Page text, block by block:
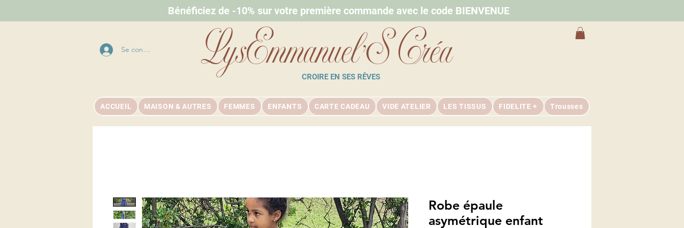
Bénéficiez de -10% sur votre première commande avec le code BIENVENUE
Se connecter LysEmmanuel'S Créa
CROIRE EN SES RÊVES
ACCUEIL MAISON & AUTRES FEMMES ENFANTS CARTE CADEAU VIDE ATELIER LES TISSUS FIDELITE + Trousses
Robe épaule
asymétrique enfant